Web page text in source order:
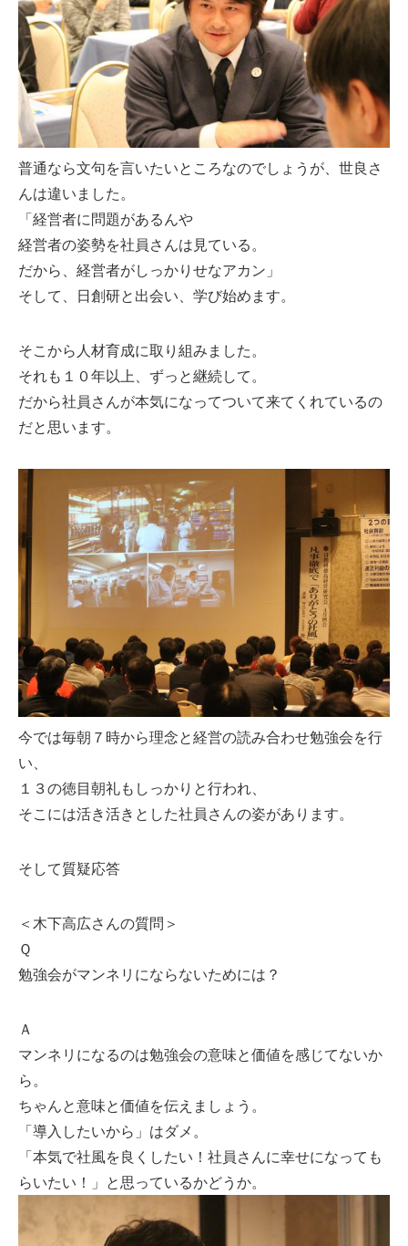
普通なら文句を言いたいところなのでしょうが、世良さ
んは違いました。
「経営者に問題があるんや
経営者の姿勢を社員さんは見ている。
だから、経営者がしっかりせなアカン」
そして、日創研と出会い、学び始めます。
そこから人材育成に取り組みました。
それも１０年以上、ずっと継続して。
だから社員さんが本気になってついて来てくれているの
だと思います。
今では毎朝７時から理念と経営の読み合わせ勉強会を行
い、
１３の徳目朝礼もしっかりと行われ、
そこには活き活きとした社員さんの姿があります。
そして質疑応答
＜木下高広さんの質問＞
Ｑ
勉強会がマンネリにならないためには？
Ａ
マンネリになるのは勉強会の意味と価値を感じてないか
ら。
ちゃんと意味と価値を伝えましょう。
「導入したいから」はダメ。
「本気で社風を良くしたい！社員さんに幸せになっても
らいたい！」と思っているかどうか。